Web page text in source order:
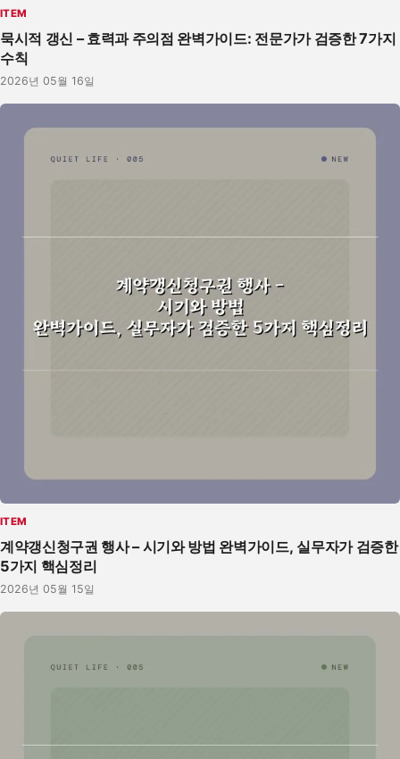
ITEM
묵시적 갱신 – 효력과 주의점 완벽가이드: 전문가가 검증한 7가지
수칙
2026년 05월 16일
ITEM
계약갱신청구권 행사 – 시기와 방법 완벽가이드, 실무자가 검증한
5가지 핵심정리
2026년 05월 15일